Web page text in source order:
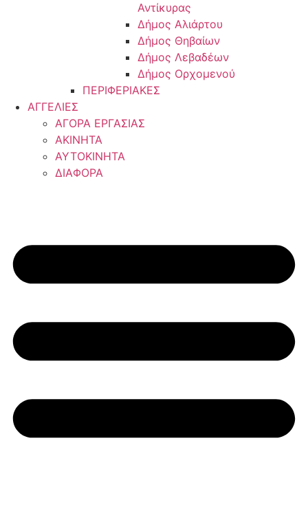
Αντίκυρας
Δήμος Αλιάρτου
Δήμος Θηβαίων
Δήμος Λεβαδέων
Δήμος Ορχομενού
ΠΕΡΙΦΕΡΙΑΚΕΣ
ΑΓΓΕΛΙΕΣ
ΑΓΟΡΑ ΕΡΓΑΣΙΑΣ
ΑΚΙΝΗΤΑ
ΑΥΤΟΚΙΝΗΤΑ
ΔΙΑΦΟΡΑ